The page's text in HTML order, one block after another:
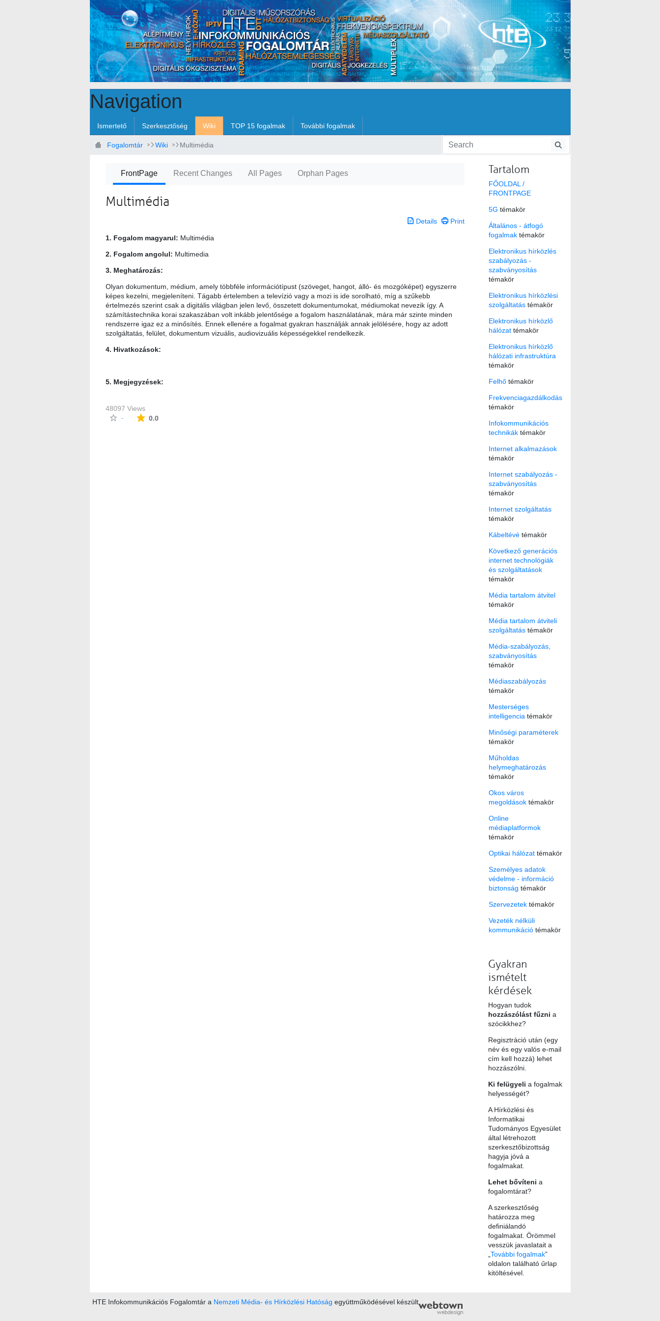
Navigation
Ismertető Szerkesztőség Wiki TOP 15 fogalmak További fogalmak
Fogalomtár Wiki Multimédia
FrontPage Recent Changes All Pages Orphan Pages
Multimédia
Details Print
1. Fogalom magyarul: Multimédia
2. Fogalom angolul: Multimedia
3. Meghatározás:
Olyan dokumentum, médium, amely többféle információtípust (szöveget, hangot, álló- és mozgóképet) egyszerre
képes kezelni, megjeleníteni. Tágabb értelemben a televízió vagy a mozi is ide sorolható, míg a szűkebb
értelmezés szerint csak a digitális világban jelen levő, összetett dokumentumokat, médiumokat nevezik így. A
számítástechnika korai szakaszában volt inkább jelentősége a fogalom használatának, mára már szinte minden
rendszerre igaz ez a minősítés. Ennek ellenére a fogalmat gyakran használják annak jelölésére, hogy az adott
szolgáltatás, felület, dokumentum vizuális, audiovizuális képességekkel rendelkezik.
4. Hivatkozások:
5. Megjegyzések:
48097 Views
-
0.0The average rating is 0 stars out of 5.
Tartalom
FŐOLDAL /
FRONTPAGE
5G témakör
Általános - átfogó
fogalmaktémakör
Elektronikus hírközlés
szabályozás -
szabványosítás
témakör
Elektronikus hírközlési
szolgáltatástémakör
Elektronikus hírközlő
hálózattémakör
Elektronikus hírközlő
hálózati infrastruktúra
témakör
Felhőtémakör
Frekvenciagazdálkodás
témakör
Infokommunikációs
technikáktémakör
Internet alkalmazások
témakör
Internet szabályozás -
szabványosítás
témakör
Internet szolgáltatás
témakör
Kábeltévétémakör
Következő generációs
internet technológiák
és szolgáltatások
témakör
Média tartalom átvitel
témakör
Média tartalom átviteli
szolgáltatástémakör
Média-szabályozás,
szabványosítás
témakör
Médiaszabályozás
témakör
Mesterséges
intelligencia témakör
Minőségi paraméterek
témakör
Műholdas
helymeghatározás
témakör
Okos város
megoldásoktémakör
Online
médiaplatformok
témakör
Optikai hálózattémakör
Személyes adatok
védelme - információ
biztonság témakör
Szervezetektémakör
Vezeték nélküli
kommunikációtémakör
Gyakran
ismételt
kérdések
Hogyan tudok
hozzászólást fűzni a
szócikkhez?
Regisztráció után (egy
név és egy valós e-mail
cím kell hozzá) lehet
hozzászólni.
Ki felügyeli a fogalmak
helyességét?
A Hírközlési és
Informatikai
Tudományos Egyesület
által létrehozott
szerkesztőbizottság
hagyja jóvá a
fogalmakat.
Lehet bővíteni a
fogalomtárat?
A szerkesztőség
határozza meg
definiálandó
fogalmakat. Örömmel
vesszük javaslatait a
További fogalmak”
oldalon található űrlap
kitöltésével.
HTE Infokommunikációs Fogalomtár a Nemzeti Média- és Hírközlési Hatóság együttműködésével készült